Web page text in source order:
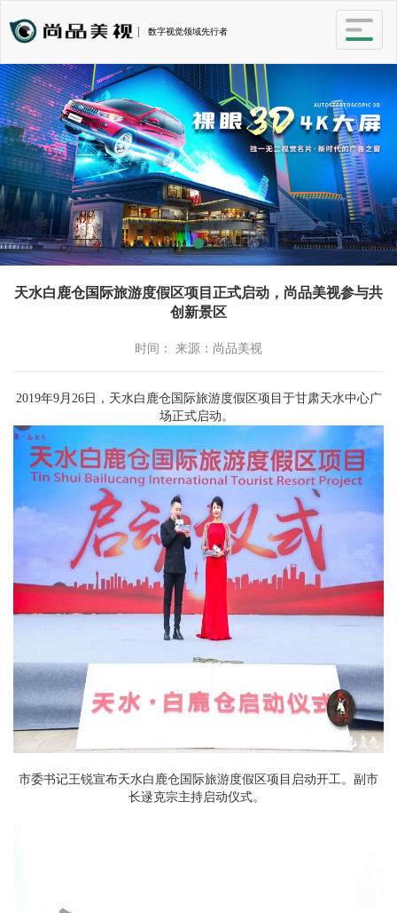
数字视觉领域先行者
天水白鹿仓国际旅游度假区项目正式启动，尚品美视参与共
创新景区
时间： 来源：尚品美视
2019年9月26日，天水白鹿仓国际旅游度假区项目于甘肃天水中心广
场正式启动。
市委书记王锐宣布天水白鹿仓国际旅游度假区项目启动开工。副市
长逯克宗主持启动仪式。